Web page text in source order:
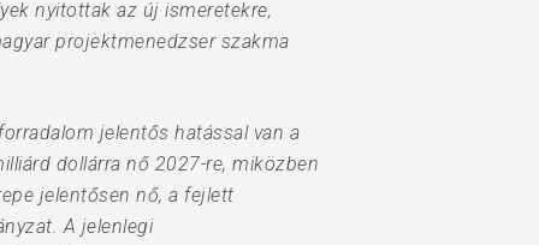
nyitottak az új ismeretekre,
projektmenedzser szakma
jelentős hatással van a
dollárra nő 2027-re, miközben
jelentősen nő, a fejlett
A jelenlegi